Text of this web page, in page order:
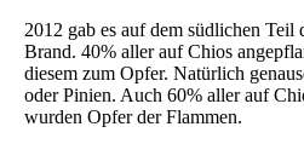
2012 gab es auf dem südlichen Teil
Brand. 40% aller auf Chios
diesem zum Opfer. Natürlich
oder Pinien. Auch 60% aller auf
wurden Opfer der Flammen.